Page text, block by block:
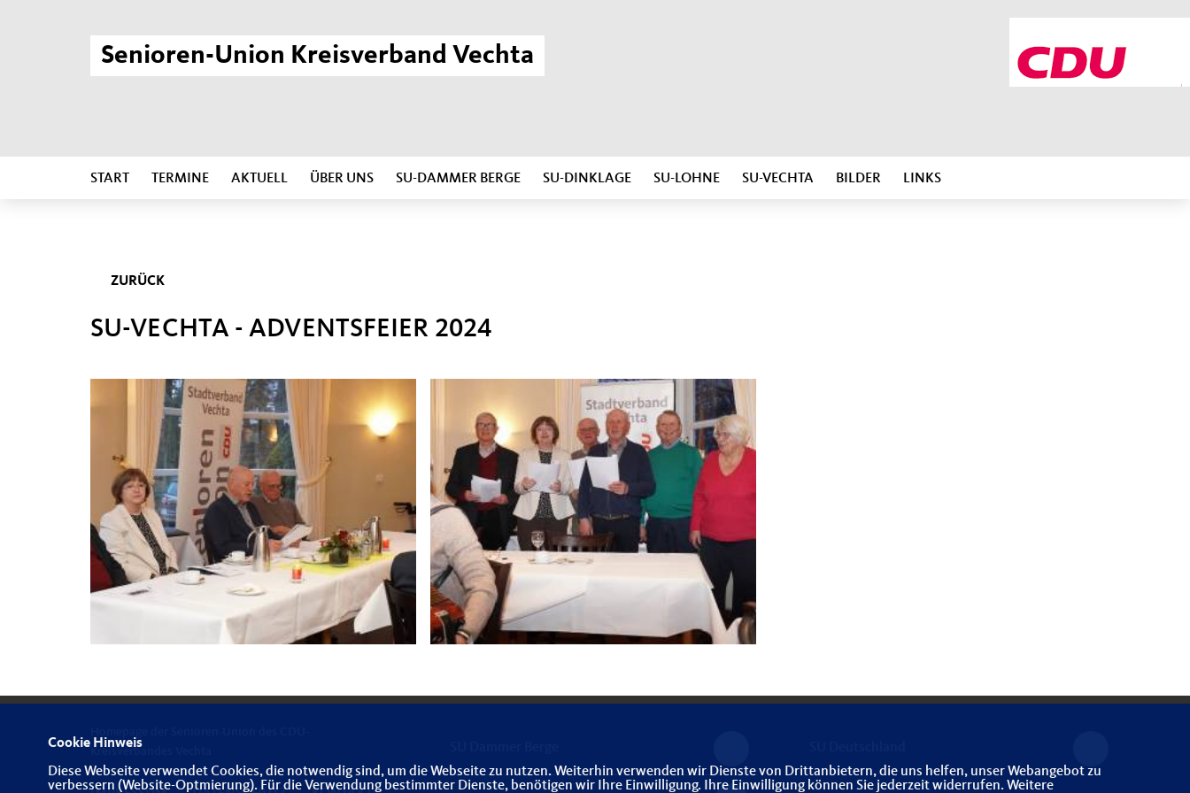
Senioren-Union Kreisverband Vechta
START TERMINE AKTUELL ÜBER UNS SU-DAMMER BERGE SU-DINKLAGE SU-LOHNE SU-VECHTA BILDER LINKS
ZURÜCK
SU-VECHTA - ADVENTSFEIER 2024
Cookie Hinweis
Diese Webseite verwendet Cookies, die notwendig sind, um die Webseite zu nutzen. Weiterhin verwenden wir Dienste von Drittanbietern, die uns helfen, unser Webangebot zu
verbessern (Website-Optmierung). Für die Verwendung bestimmter Dienste, benötigen wir Ihre Einwilligung. Ihre Einwilligung können Sie jederzeit widerrufen. Weitere